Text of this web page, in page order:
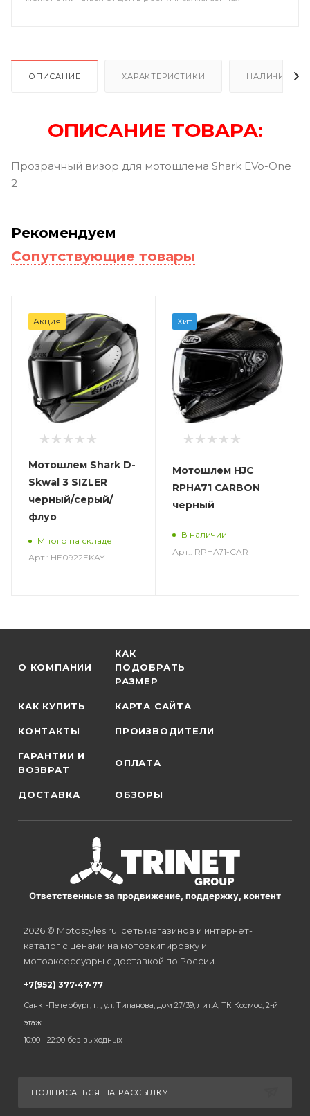
ОПИСАНИЕ ХАРАКТЕРИСТИКИ НАЛИЧИЕ В
ОПИСАНИЕ ТОВАРА:
Прозрачный визор для мотошлема Shark EVo-One
2
Рекомендуем
Сопутствующие товары
Акция
Мотошлем Shark D-
Skwal 3 SIZLER
черный/серый/
флуо
Много на складе
Арт.: HE0922EKAY
Хит
Мотошлем HJC
RPHA71 CARBON
черный
В наличии
Арт.: RPHA71-CAR
О КОМПАНИИ
КАК
ПОДОБРАТЬ
РАЗМЕР
КАК КУПИТЬ КАРТА САЙТА
КОНТАКТЫ ПРОИЗВОДИТЕЛИ
ГАРАНТИИ И
ВОЗВРАТ
ОПЛАТА
ДОСТАВКА ОБЗОРЫ
Ответственные за продвижение, поддержку, контент
2026 © Motostyles.ru: сеть магазинов и интернет-
каталог с ценами на мотоэкипировку и
мотоаксессуары с доставкой по России.
+7(952) 377-47-77
Санкт-Петербург, г. , ул. Типанова, дом 27/39, лит.А, ТК Космос, 2-й
этаж
10:00 - 22:00 без выходных
ПОДПИСАТЬСЯ НА РАССЫЛКУ